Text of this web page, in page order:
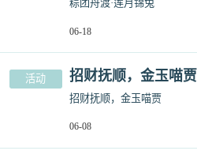
粽团舟渡·莲月锦兔
06-18
活动 招财抚顺，金玉喵贾
招财抚顺，金玉喵贾
06-08